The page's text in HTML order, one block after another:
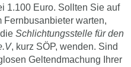
1.100 Euro. Sollten Sie auf
warten,
Schlichtungsstelle für den
, kurz SÖP, wenden. Sind
Geltendmachung Ihrer